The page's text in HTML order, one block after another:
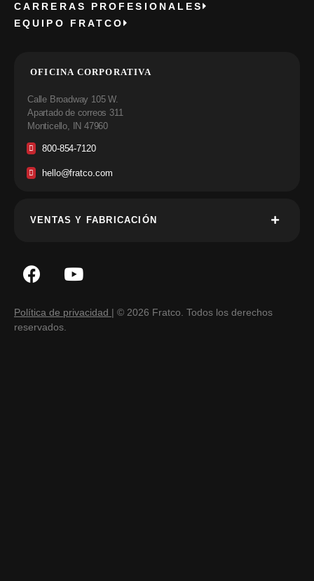
CARRERAS PROFESIONALES
EQUIPO FRATCO
OFICINA CORPORATIVA
Calle Broadway 105 W.
Apartado de correos 311
Monticello, IN 47960
800-854-7120
hello@fratco.com
VENTAS Y FABRICACIÓN
Política de privacidad | © 2026 Fratco. Todos los derechos
reservados.